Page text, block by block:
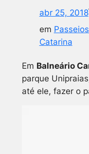
abr 25, 2018
em
Catarina
Em Balneário
parque
até ele, fazer o